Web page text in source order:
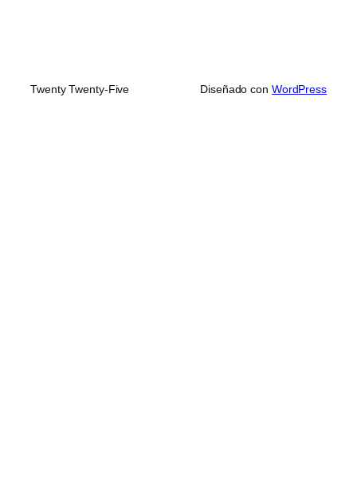
Twenty Twenty-Five Diseñado con WordPress